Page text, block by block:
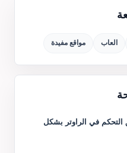
العاب مواقع مفيدة
التحكم في الراوتر بشكل